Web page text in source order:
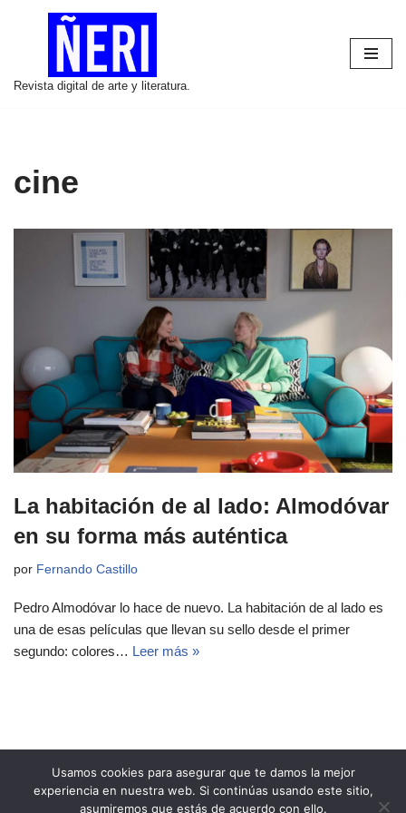
contenido
Revista digital de arte y literatura.
cine
La habitación de al lado: Almodóvar
en su forma más auténtica
por Fernando Castillo
Pedro Almodóvar lo hace de nuevo. La habitación de al lado es
una de esas películas que llevan su sello desde el primer
segundo: colores… Leer más »
Usamos cookies para asegurar que te damos la mejor
experiencia en nuestra web. Si continúas usando este sitio,
asumiremos que estás de acuerdo con ello.